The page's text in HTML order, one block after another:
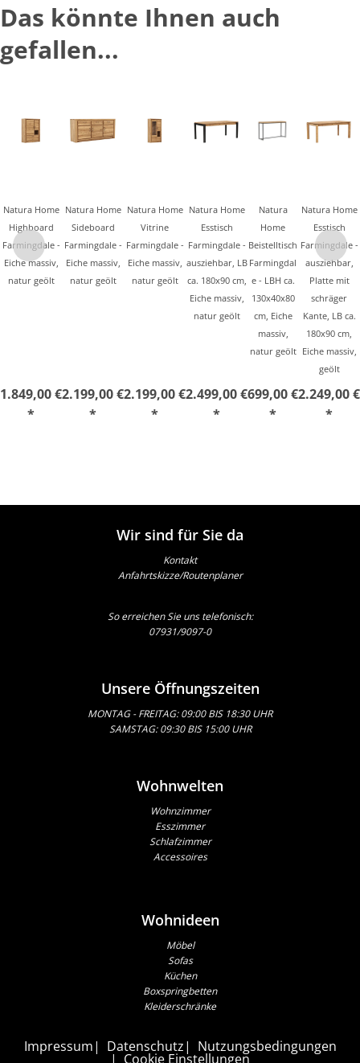
Das könnte Ihnen auch
gefallen...
Natura Home
Highboard
Farmingdale -
Eiche massiv,
natur geölt
1.849,00 €
*
Natura Home
Sideboard
Farmingdale -
Eiche massiv,
natur geölt
2.199,00 €
*
Natura Home
Vitrine
Farmingdale -
Eiche massiv,
natur geölt
2.199,00 €
*
Natura Home
Esstisch
Farmingdale -
ausziehbar, LB
ca. 180x90 cm,
Eiche massiv,
natur geölt
2.499,00 €
*
Natura
Home
Beistelltisch
Farmingdal
e - LBH ca.
130x40x80
cm, Eiche
massiv,
natur geölt
699,00 €
*
Natura Home
Esstisch
Farmingdale -
ausziehbar,
Platte mit
schräger
Kante, LB ca.
180x90 cm,
Eiche massiv,
geölt
2.249,00 €
*
Wir sind für Sie da
Kontakt
Anfahrtskizze/Routenplaner
So erreichen Sie uns telefonisch:
07931/9097-0
Unsere Öffnungszeiten
MONTAG - FREITAG: 09:00 BIS 18:30 UHR
SAMSTAG: 09:30 BIS 15:00 UHR
Wohnwelten
Wohnzimmer
Esszimmer
Schlafzimmer
Accessoires
Wohnideen
Möbel
Sofas
Küchen
Boxspringbetten
Kleiderschränke
Impressum Datenschutz Nutzungsbedingungen
Cookie Einstellungen